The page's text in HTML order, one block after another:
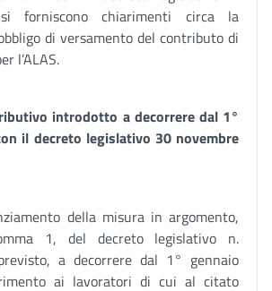
forniscono chiarimenti circa la
di versamento del contributo di
l’ALAS.
introdotto a decorrere dal 1°
il decreto legislativo 30 novembre
della misura in argomento,
1, del decreto legislativo n.
a decorrere dal 1° gennaio
ai lavoratori di cui al citato